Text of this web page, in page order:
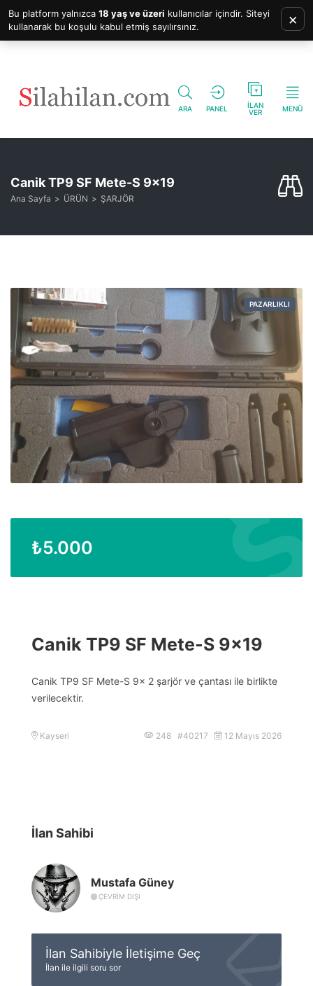
ARA PANEL
İLAN
VER
MENÜ
Canik TP9 SF Mete-S 9×19
Ana Sayfa ÜRÜN ŞARJÖR
PAZARLIKLI
₺5.000
Canik TP9 SF Mete-S 9×19
Canik TP9 SF Mete-S 9x 2 şarjör ve çantası ile birlikte
verilecektir.
Kayseri 248 #40217 12 Mayıs 2026
İlan Sahibi
Mustafa Güney
ÇEVRIM DIŞI
İlan Sahibiyle İletişime Geç
İlan ile ilgili soru sor
Bu platform yalnızca 18 yaş ve üzeri kullanıcılar içindir. Siteyi
kullanarak bu koşulu kabul etmiş sayılırsınız.
×